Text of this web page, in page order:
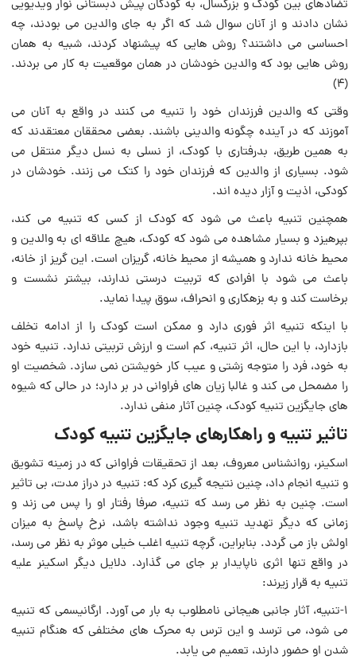
تضادهاى بین کودک و بزرگسال، به کودکان پیش دبستانى نوار ویدیویى
نشان دادند و از آنان سوال شد که اگر به جای والدین مى بودند، چه
‏احساسى می داشتند؟ روش هایی که پیشنهاد کردند، شبیه به همان
روش ‏هایى بود که والدین خودشان در همان موقعیت ‏به کار مى بردند.
(۴)
وقتی که والدین فرزندان خود را تنبیه می کنند در واقع به آنان مى
آموزند که در آینده چگونه والدینى باشند. بعضى محققان معتقدند که
به همین طریق، بدرفتارى با کودک، از نسلى به نسل دیگر منتقل مى
شود. بسیاری از والدین که فرزندان خود را کتک‏ مى زنند. خودشان در
کودکى، اذیت و آزار دیده ‏اند.
همچنین تنبیه باعث مى شود که‏ کودک از کسی که تنبیه می کند،
بپرهیزد و بسیار مشاهده مى شود که کودک، هیچ علاقه ‏اى به والدین و
محیط خانه ندارد و همیشه از محیط خانه، گریزان است. این گریز از خانه،
باعث مى شود با افرادی که تربیت درستى ندارند، بیشتر نشست و
برخاست کند و به بزهکاری و انحراف، سوق پیدا نماید.
با اینکه تنبیه اثر فورى دارد و ممکن است کودک را از ادامه تخلف
بازدارد، با این حال، اثر تنبیه، کم است و ارزش تربیتى ندارد. تنبیه خود
به خود، فرد را متوجه زشتی و عیب کار خویشتن نمی سازد. شخصیت او
را مضمحل می کند و غالبا زیان هاى فراوانى در بر دارد؛ در حالی که شیوه
های جایگزین تنبیه کودک، چنین آثار منفی ندارد.
تاثیر تنبیه و راهکارهای جایگزین تنبیه کودک
اسکینر، روان‏شناس معروف، بعد از تحقیقات فراوانی که در زمینه تشویق
و تنبیه ‏انجام داد، چنین نتیجه گیری کرد که: تنبیه در دراز مدت، بی تاثیر
است. چنین به نظر می رسد که تنبیه، صرفا رفتار او را پس مى زند و
زمانی که دیگر تهدید تنبیه وجود نداشته باشد، نرخ پاسخ به میزان
‏اولش باز می گردد. بنابراین، گرچه تنبیه اغلب خیلى موثر به نظر می رسد،
در واقع ‏تنها اثرى ناپایدار بر جاى می گذارد. دلایل دیگر اسکینر علیه
تنبیه به قرار زیرند:
۱-تنبیه، آثار جانبى هیجانى نامطلوب به بار مى آورد. ارگانیسمی که تنبیه‏
مى شود، می ترسد و این ترس به محرک ‏هاى مختلفی که هنگام تنبیه
شدن او حضور دارند، تعمیم می یابد.